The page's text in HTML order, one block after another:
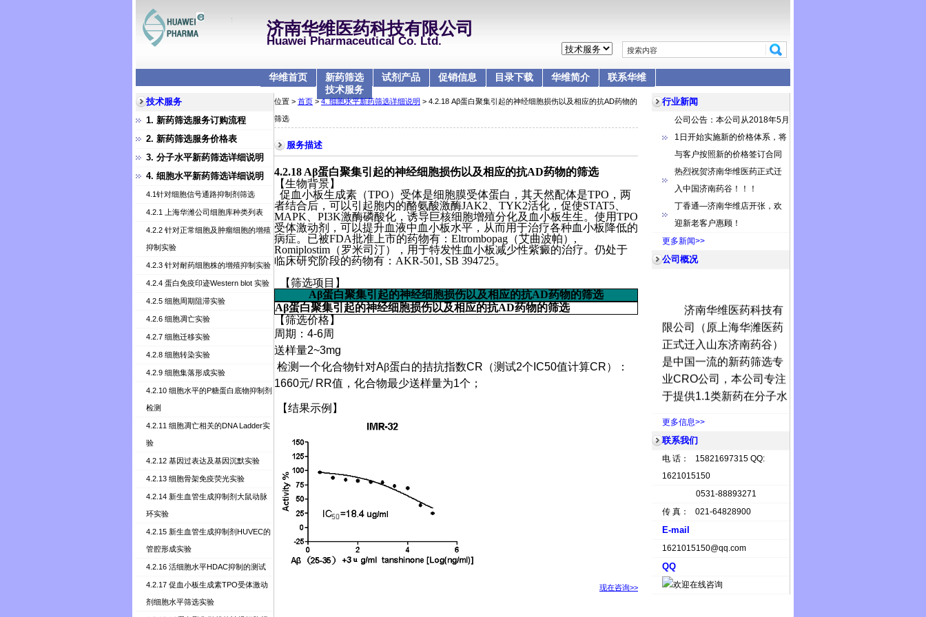
济南华维医药科技有限公司
Huawei Pharmaceutical Co. Ltd.
华维首页
新药筛选
技术服务
试剂产品 促销信息 目录下载 华维简介 联系华维
技术服务
1. 新药筛选服务订购流程
2. 新药筛选服务价格表
3. 分子水平新药筛选详细说明
4. 细胞水平新药筛选详细说明
4.1针对细胞信号通路抑制剂筛选
4.2.1 上海华潍公司细胞库种类列表
4.2.2 针对正常细胞及肿瘤细胞的增殖
抑制实验
4.2.3 针对耐药细胞株的增殖抑制实验
4.2.4 蛋白免疫印迹Western blot 实验
4.2.5 细胞周期阻滞实验
4.2.6 细胞凋亡实验
4.2.7 细胞迁移实验
4.2.8 细胞转染实验
4.2.9 细胞集落形成实验
4.2.10 细胞水平的P糖蛋白底物抑制剂
检测
4.2.11 细胞凋亡相关的DNA Ladder实
验
4.2.12 基因过表达及基因沉默实验
4.2.13 细胞骨架免疫荧光实验
4.2.14 新生血管生成抑制剂大鼠动脉
环实验
4.2.15 新生血管生成抑制剂HUVEC的
管腔形成实验
4.2.16 活细胞水平HDAC抑制的测试
4.2.17 促血小板生成素TPO受体激动
剂细胞水平筛选实验
行业新闻
公司公告：本公司从2018年5月
1日开始实施新的价格体系，将
与客户按照新的价格签订合同
热烈祝贺济南华维医药正式迁
入中国济南药谷！！！
丁香通—济南华维店开张，欢
迎新老客户惠顾！
更多新闻>>
公司概况
济南华维医药科技有
限公司（原上海华潍医药
正式迁入山东济南药谷）
是中国一流的新药筛选专
业CRO 公司，本公司专注
于提供1.1 类新药在分子水
上的药效学筛选服务。
济南华维
可以提供的筛选服务包
括，聚合ADP
酶，酪氨酸激酶，蛋白酪
氨酸磷酸酶(PTP)，丝
氨酸激酶，组蛋白去乙酰
化酶，组蛋白去甲基化
酶，组蛋白甲基转移酶，
DNA甲基转移酶，热休克
更多信息>>
联系我们
电 话： 15821697315 QQ:
1621015150
0531-88893271
传 真： 021-64828900
E-mail
1621015150@qq.com
QQ
位置 > 首页 >4. 细胞水平新药筛选详细说明 > 4.2.18 Aβ蛋白聚集引起的神经细胞损伤以及相应的抗AD药物的
筛选
服务描述
4.2.18 Aβ蛋白聚集引起的神经细胞损伤以及相应的抗AD药物的筛选
【生物背景】
促血小板生成素（TPO）受体是细胞膜受体蛋白，其天然配体是TPO ，两
者结合后，可以引起胞内的酪氨酸激酶JAK2 TYK2活化，促使STAT5
MAPK
PI3K激酶磷酸化，诱导巨核细胞增殖分化及血小板生生。使用TPO
受体激动剂，可以提升血液中血小板水平，从而用于治疗各种血小板降低的
病症。 已被FDA批准上市的药物有：Eltrombopag（艾曲波帕）,
Romiplostim（罗米司汀），用于特发性血小板减少性紫癜的治疗。 仍处于
临床研究阶段的药物有： AKR-501, SB 394725。
【筛选项目】
Aβ蛋白聚集引起的神经细胞损伤以及相应的抗AD药物的筛选
Aβ蛋白聚集引起的神经细胞损伤以及相应的抗AD药物的筛选
【筛选价格 】
周期：4-6周
送样量2~3mg
检测一个化合物针对Aβ蛋白的拮抗指数CR （测试2个 IC50值计算CR）：
1660元/ RR值，化合物最少送样量为1个；
【结果示例】
现在咨询>>